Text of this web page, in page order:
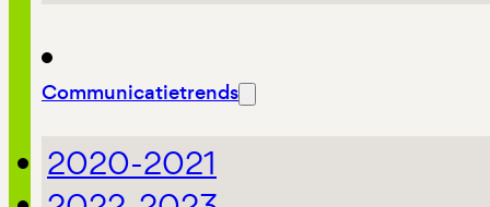
Communicatietrends
2020-2021